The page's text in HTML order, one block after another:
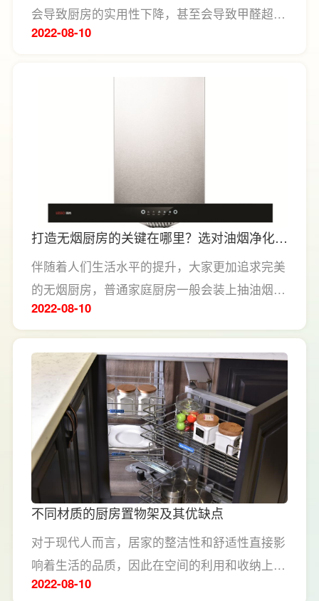
10
2022-08
会导致厨房的实用性下降，甚至会导致甲醛超
标，今天小编就来给大家讲讲如何正确挑选厨房
10
2022-08
打造无烟厨房的关键在哪里？选对油烟净化器
很重要
伴随着人们生活水平的提升，大家更加追求完美
的无烟厨房，普通家庭厨房一般会装上抽油烟
机，而饭店餐馆则会安裝油烟净化设备，因此选
对油烟净化设备很重要：
10
2022-08
不同材质的厨房置物架及其优缺点
对于现代人而言，居家的整洁性和舒适性直接影
响着生活的品质，因此在空间的利用和收纳上会
十分重视，特别是在厨房的收纳上，会通过置物